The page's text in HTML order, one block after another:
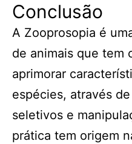
Conclusão
A Zooprosopia é
de animais que tem
aprimorar
espécies, através
seletivos e
prática tem origem